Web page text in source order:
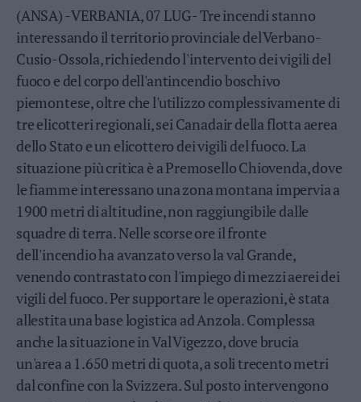
Basso
Sarca
Ledro
Lavis
–
Rotaliana
Valle
Laghi
Valsugana
–
Primiero
Vallagarina
Non
Sole
Fiemme
–
Fassa
Giudicarie
(ANSA) - VERBANIA, 07 LUG - Tre incendi stanno
interessando il territorio provinciale del Verbano-
Cusio-Ossola, richiedendo l'intervento dei vigili del
fuoco e del corpo dell'antincendio boschivo
piemontese, oltre che l'utilizzo complessivamente di
tre elicotteri regionali, sei Canadair della flotta aerea
dello Stato e un elicottero dei vigili del fuoco. La
situazione più critica è a Premosello Chiovenda, dove
le fiamme interessano una zona montana impervia a
1900 metri di altitudine, non raggiungibile dalle
squadre di terra. Nelle scorse ore il fronte
dell'incendio ha avanzato verso la val Grande,
venendo contrastato con l'impiego di mezzi aerei dei
vigili del fuoco. Per supportare le operazioni, è stata
allestita una base logistica ad Anzola. Complessa
anche la situazione in Val Vigezzo, dove brucia
un'area a 1.650 metri di quota, a soli trecento metri
dal confine con la Svizzera. Sul posto intervengono